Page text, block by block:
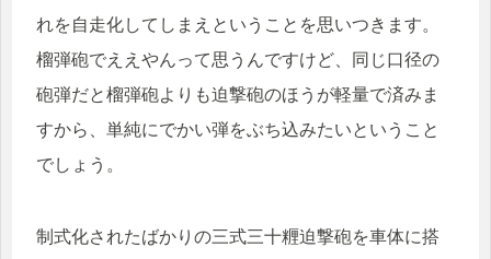
れを自走化してしまえということを思いつきます。
榴弾砲でええやんって思うんですけど、同じ口径の
砲弾だと榴弾砲よりも迫撃砲のほうが軽量で済みま
すから、単純にでかい弾をぶち込みたいということ
でしょう。
制式化されたばかりの三式三十糎迫撃砲を車体に搭